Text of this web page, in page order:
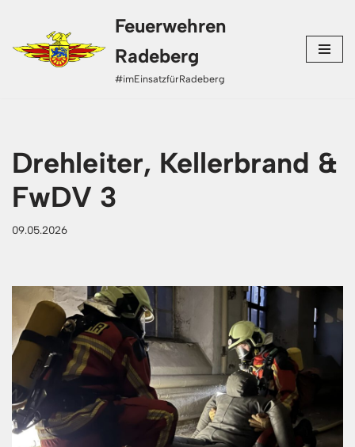
Zum
Inhalt
Feuerwehren
Radeberg
#imEinsatzfürRadeberg
Drehleiter, Kellerbrand &
FwDV 3
09.05.2026